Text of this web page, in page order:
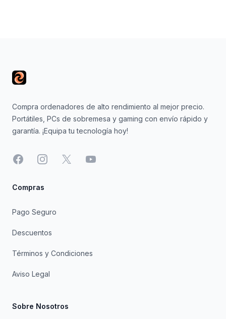
Compra ordenadores de alto rendimiento al mejor precio.
Portátiles, PCs de sobremesa y gaming con envío rápido y
garantía. ¡Equipa tu tecnología hoy!
FacebookInstagram
X YouTube
Compras
Pago Seguro
Descuentos
Términos y Condiciones
Aviso Legal
Sobre Nosotros